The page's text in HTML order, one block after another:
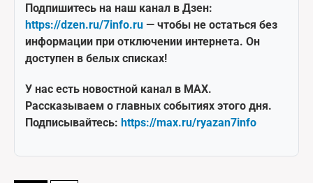
Подпишитесь на наш канал в Дзен:
https://dzen.ru/7info.ru — чтобы не остаться без
информации при отключении интернета. Он
доступен в белых списках!
У нас есть новостной канал в MAX.
Рассказываем о главных событиях этого дня.
Подписывайтесь: https://max.ru/ryazan7info